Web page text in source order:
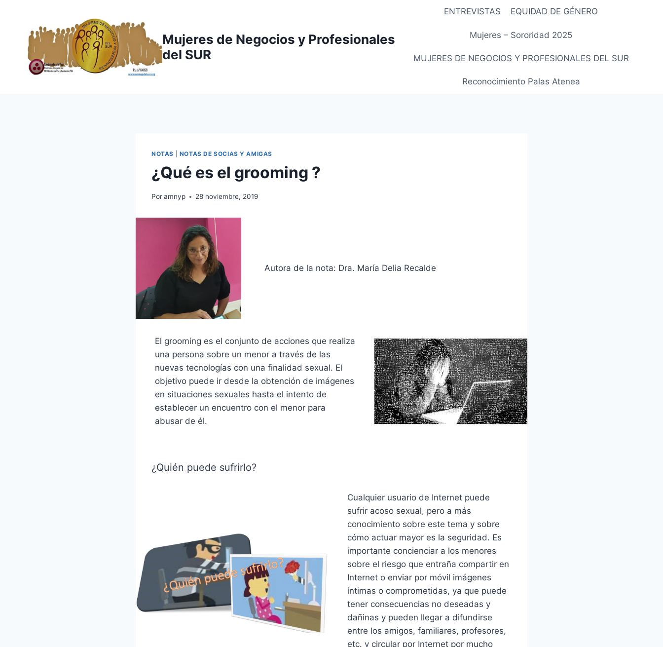
contenido
Mujeres de Negocios y Profesionales
del SUR
ENTREVISTAS EQUIDAD DE GÉNERO
Mujeres – Sororidad 2025
MUJERES DE NEGOCIOS Y PROFESIONALES DEL SUR
Reconocimiento Palas Atenea
NOTAS NOTAS DE SOCIAS Y AMIGAS
¿Qué es el grooming ?
Poramnyp 28 noviembre, 2019
Autora de la nota: Dra. María Delia Recalde
El grooming es el conjunto de acciones que realiza
una persona sobre un menor a través de las
nuevas tecnologías con una finalidad sexual. El
objetivo puede ir desde la obtención de imágenes
en situaciones sexuales hasta el intento de
establecer un encuentro con el menor para
abusar de él.
¿Quién puede sufrirlo?
Cualquier usuario de Internet puede
sufrir acoso sexual, pero a más
conocimiento sobre este tema y sobre
cómo actuar mayor es la seguridad. Es
importante concienciar a los menores
sobre el riesgo que entraña compartir en
Internet o enviar por móvil imágenes
íntimas o comprometidas, ya que puede
tener consecuencias no deseadas y
dañinas y pueden llegar a difundirse
entre los amigos, familiares, profesores,
etc. y circular por Internet por mucho